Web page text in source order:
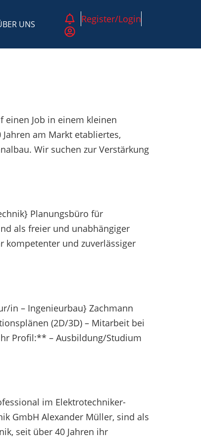
UNS Register/Login
einen Job in einem kleinen
am Markt etabliertes,
Wir suchen zur Verstärkung
Planungsbüro für
als freier und unabhängiger
kompetenter und zuverlässiger
in – Ingenieurbau} Zachmann
(2D/3D) – Mitarbeit bei
Profil:** – Ausbildung/Studium
im Elektrotechniker-
GmbH Alexander Müller, sind als
seit über 40 Jahren ihr